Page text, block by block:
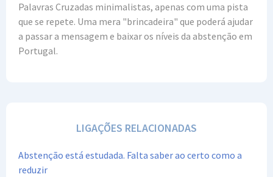
Palavras Cruzadas minimalistas, apenas com uma pista
que se repete. Uma mera "brincadeira" que poderá ajudar
a passar a mensagem e baixar os níveis da abstenção em
Portugal.
LIGAÇÕES RELACIONADAS
Abstenção está estudada. Falta saber ao certo como a
reduzir